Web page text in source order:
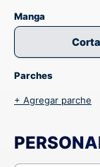
Manga
Corta
Parches
+ Agregar parche